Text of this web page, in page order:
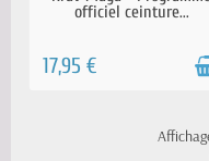
officiel ceinture...
17,95 €